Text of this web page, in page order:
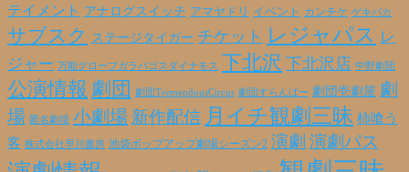
テイメント アナログスイッチ アマヤドリ イベント カンチケ ゲキバカ
サブスク ステージタイガー チケット レジャパス レ
ジャー 万能グローブガラパゴスダイナモス 下北沢 下北沢店 中野劇団
公演情報 劇団 劇団TremendousCircus 劇団すらんばー 劇団壱劇屋 劇
場 匿名劇壇 小劇場 新作配信 月イチ観劇三昧 柿喰う
客 株式会社早川書房 池袋ポップアップ劇場シーズン2 演劇 演劇パス